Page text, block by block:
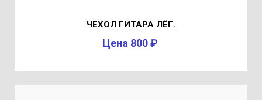
ЧЕХОЛ ГИТАРА ЛЁГ.
Цена 800 ₽